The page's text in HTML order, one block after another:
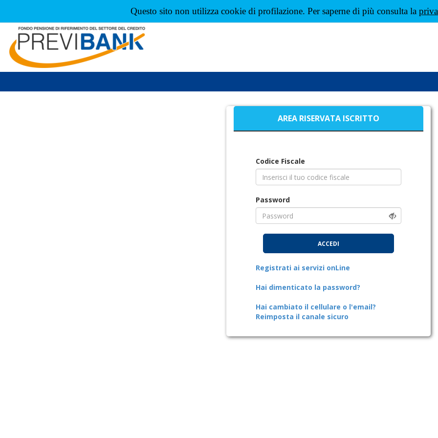
Questo sito non utilizza cookie di profilazione. Per saperne di più consulta la
AREA RISERVATA ISCRITTO
Codice Fiscale
Password
ACCEDI
Registrati ai servizi onLine
Hai dimenticato la password?
Hai cambiato il cellulare o l'email?
Reimposta il canale sicuro